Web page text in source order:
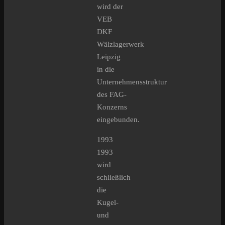
wird der
VEB
DKF
Wälzlagerwerk
Leipzig
in die
Unternehmensstruktur
des FAG-
Konzerns
eingebunden.
1993
1993
wird
schließlich
die
Kugel-
und